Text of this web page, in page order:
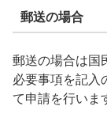
郵送の場合
郵送の場合は国
必要事項を記入
て申請を行いま